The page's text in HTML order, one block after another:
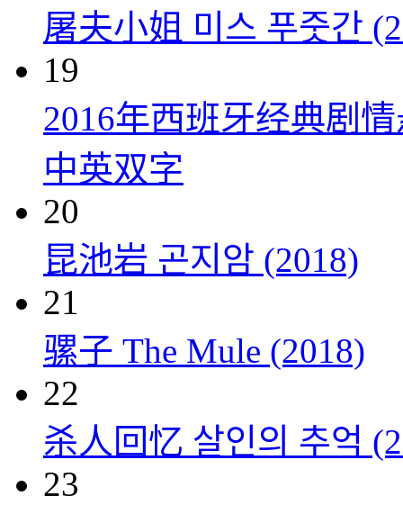
屠夫小姐 미스 푸줏간
19
2016年西班牙经典剧
中英双字
20
昆池岩 곤지암 (2018)
21
骡子 The Mule (2018)
22
杀人回忆 살인의 추억
23